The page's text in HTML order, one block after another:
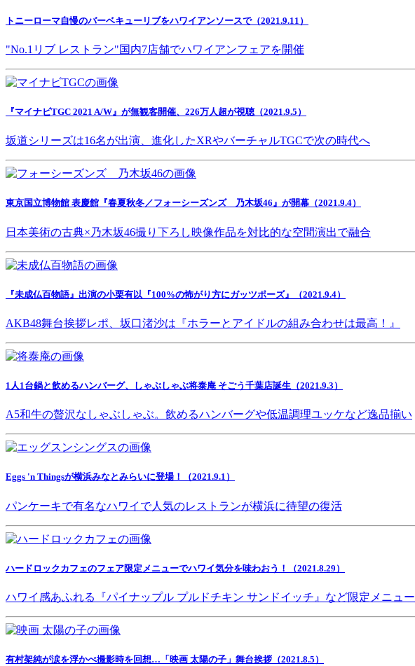
トニーローマ自慢のバーベキューリブをハワイアンソースで（2021.9.11）
"No.1リブ レストラン"国内7店舗でハワイアンフェアを開催
『マイナビTGC 2021 A/W』が無観客開催、226万人超が視聴（2021.9.5）
坂道シリーズは16名が出演、進化したXRやバーチャルTGCで次の時代へ
東京国立博物館 表慶館『春夏秋冬／フォーシーズンズ 乃木坂46』が開幕（2021.9.4）
日本美術の古典×乃木坂46撮り下ろし映像作品を対比的な空間演出で融合
『未成仏百物語』出演の小栗有以『100%の怖がり方にガッツポーズ』（2021.9.4）
AKB48舞台挨拶レポ、坂口渚沙は『ホラーとアイドルの組み合わせは最高！』
1人1台鍋と飲めるハンバーグ、しゃぶしゃぶ将泰庵 そごう千葉店誕生（2021.9.3）
A5和牛の贅沢なしゃぶしゃぶ。飲めるハンバーグや低温調理ユッケなど逸品揃い
Eggs 'n Thingsが横浜みなとみらいに登場！（2021.9.1）
パンケーキで有名なハワイで人気のレストランが横浜に待望の復活
ハードロックカフェのフェア限定メニューでハワイ気分を味わおう！（2021.8.29）
ハワイ感あふれる『パイナップル プルドチキン サンドイッチ』など限定メニュー
有村架純が涙を浮かべ撮影時を回想…「映画 太陽の子」舞台挨拶（2021.8.5）